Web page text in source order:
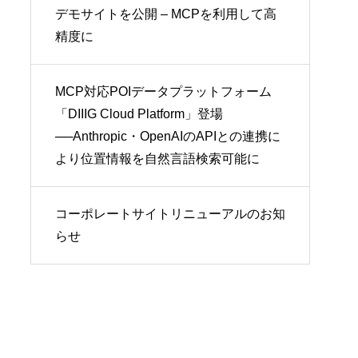
デモサイトを公開 – MCPを利用して高
精度に
MCP対応POIデータプラットフォーム
「DIIIG Cloud Platform」登場
──Anthropic・OpenAIのAPIとの連携に
より位置情報を自然言語検索可能に
コーポレートサイトリニューアルのお知
らせ